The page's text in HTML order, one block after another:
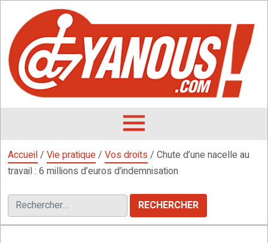
contenu
OUVRIR
MENU
Accueil/ Vie pratique/ Vos droits/ Chute d’une nacelle au
travail : 6 millions d’euros d’indemnisation
Rechercher :